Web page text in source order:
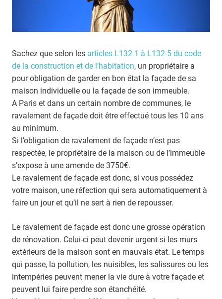
Sachez que selon les articles L132-1 à L132-5 du code
de la construction et de l’habitation, un propriétaire a
pour obligation de garder en bon état la façade de sa
maison individuelle ou la façade de son immeuble.
A Paris et dans un certain nombre de communes, le
ravalement de façade doit être effectué tous les 10 ans
au minimum.
Si l’obligation de ravalement de façade n’est pas
respectée, le propriétaire de la maison ou de l’immeuble
s’expose à une amende de 3750€.
Le ravalement de façade est donc, si vous possédez
votre maison, une réfection qui sera automatiquement à
faire un jour et qu’il ne sert à rien de repousser.
Le ravalement de façade est donc une grosse opération
de rénovation. Celui-ci peut devenir urgent si les murs
extérieurs de la maison sont en mauvais état. Le temps
qui passe, la pollution, les nuisibles, les salissures ou les
intempéries peuvent mener la vie dure à votre façade et
peuvent lui faire perdre son étanchéité.